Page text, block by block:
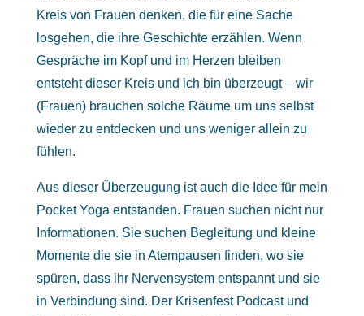
Kreis von Frauen denken, die für eine Sache
losgehen, die ihre Geschichte erzählen. Wenn
Gespräche im Kopf und im Herzen bleiben
entsteht dieser Kreis und ich bin überzeugt – wir
(Frauen) brauchen solche Räume um uns selbst
wieder zu entdecken und uns weniger allein zu
fühlen.
Aus dieser Überzeugung ist auch die Idee für mein
Pocket Yoga entstanden. Frauen suchen nicht nur
Informationen. Sie suchen Begleitung und kleine
Momente die sie in Atempausen finden, wo sie
spüren, dass ihr Nervensystem entspannt und sie
in Verbindung sind. Der Krisenfest Podcast und